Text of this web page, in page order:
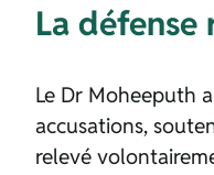
La défense
Le Dr Moheeputh
accusations,
relevé